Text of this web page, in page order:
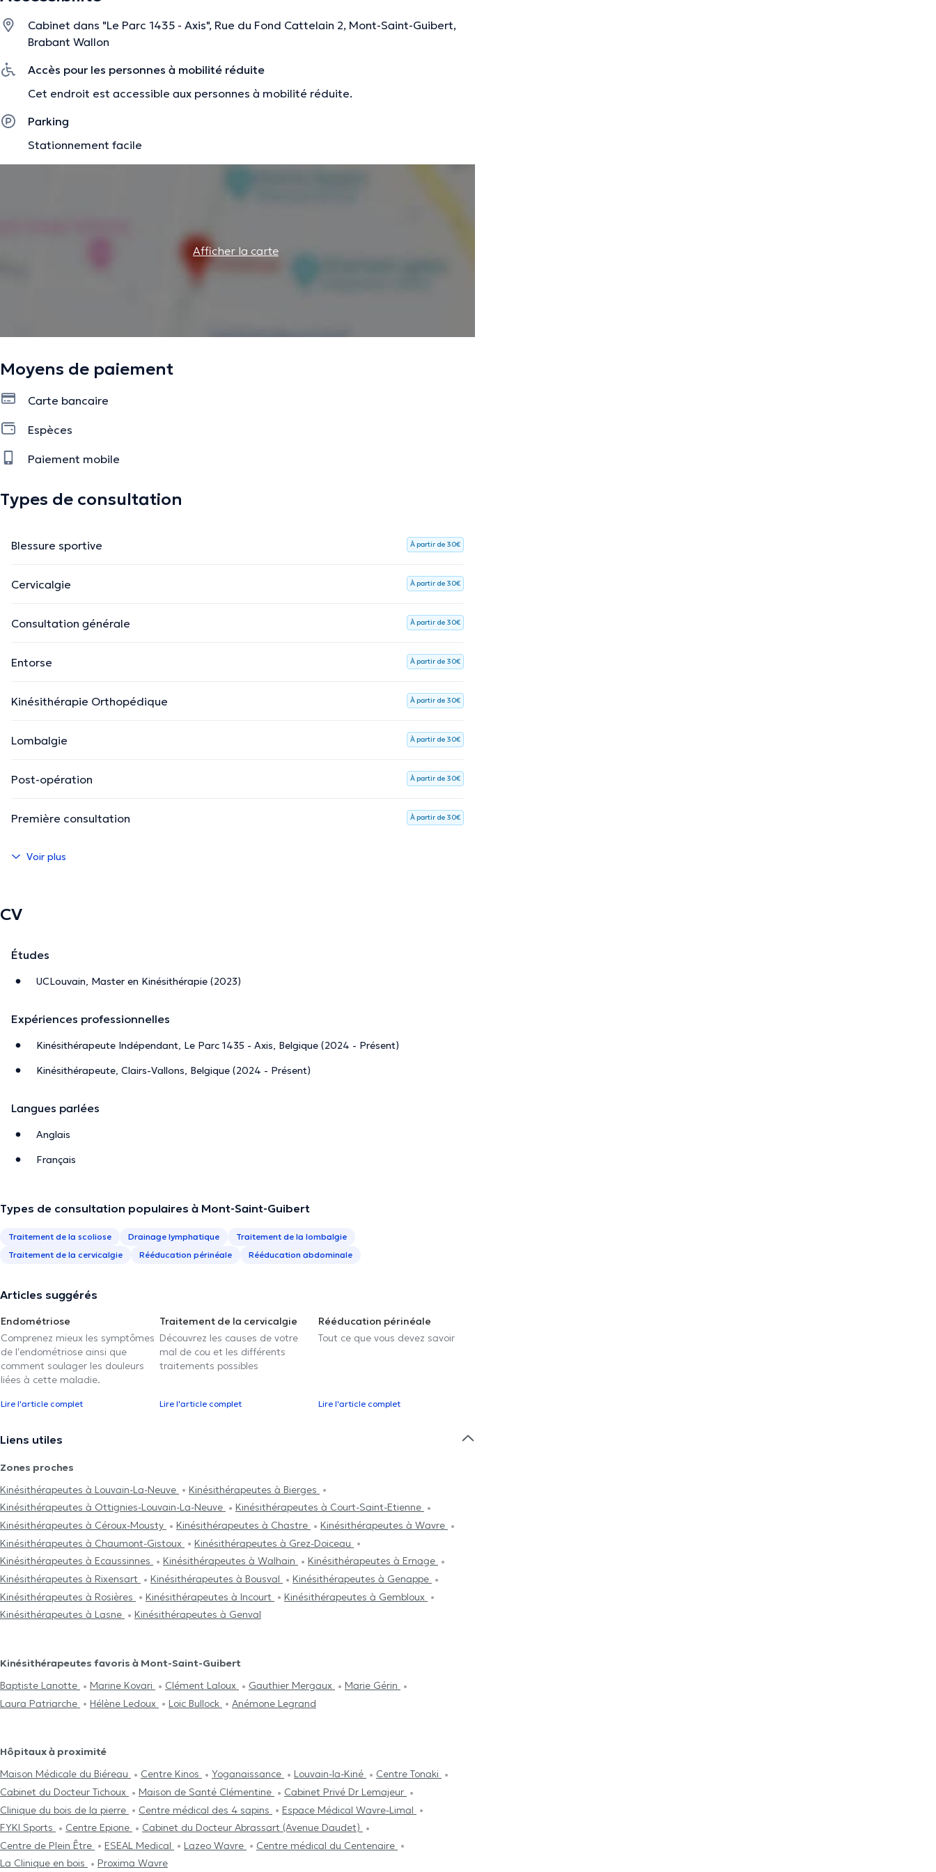
Cabinet dans "Le Parc 1435 - Axis", Rue du Fond Cattelain 2, Mont-Saint-Guibert,
Brabant Wallon
Accès pour les personnes à mobilité réduite
Cet endroit est accessible aux personnes à mobilité réduite.
Parking
Stationnement facile
Afficher la carte
Moyens de paiement
Carte bancaire
Espèces
Paiement mobile
Types de consultation
Blessure sportive À partir de 30€
Cervicalgie À partir de 30€
Consultation générale À partir de 30€
Entorse À partir de 30€
Kinésithérapie Orthopédique À partir de 30€
Lombalgie À partir de 30€
Post-opération À partir de 30€
Première consultation À partir de 30€
Voir plus
CV
Études
UCLouvain, Master en Kinésithérapie (2023)
Expériences professionnelles
Kinésithérapeute Indépendant, Le Parc 1435 - Axis, Belgique (2024 - Présent)
Kinésithérapeute, Clairs-Vallons, Belgique (2024 - Présent)
Langues parlées
Anglais
Français
Types de consultation populaires à Mont-Saint-Guibert
Traitement de la scoliose Drainage lymphatique
Traitement de la lombalgie
Traitement de la cervicalgie
Rééducation périnéale Rééducation abdominale
Articles suggérés
Endométriose
Comprenez mieux les symptômes
de l'endométriose ainsi que
comment soulager les douleurs
liées à cette maladie.
Lire l'article complet
Traitement de la cervicalgie
Découvrez les causes de votre
mal de cou et les différents
traitements possibles
Lire l'article complet
Rééducation périnéale
Tout ce que vous devez savoir
Lire l'article complet
Liens utiles
Zones proches
Kinésithérapeutes à Louvain-La-Neuve
Kinésithérapeutes à Bierges
Kinésithérapeutes à Ottignies-Louvain-La-Neuve
Kinésithérapeutes à Court-Saint-Etienne
Kinésithérapeutes à Céroux-Mousty
Kinésithérapeutes à Chastre
Kinésithérapeutes à Wavre
Kinésithérapeutes à Chaumont-Gistoux
Kinésithérapeutes à Grez-Doiceau
Kinésithérapeutes à Ecaussinnes
Kinésithérapeutes à Walhain
Kinésithérapeutes à Ernage
Kinésithérapeutes à Rixensart
Kinésithérapeutes à Bousval
Kinésithérapeutes à Genappe
Kinésithérapeutes à Rosières
Kinésithérapeutes à Incourt
Kinésithérapeutes à Gembloux
Kinésithérapeutes à Lasne
Kinésithérapeutes à Genval
Kinésithérapeutes favoris à Mont-Saint-Guibert
Baptiste Lanotte
Marine Kovari Clément Laloux Gauthier Mergaux
Marie Gérin
Laura Patriarche
Hélène Ledoux Loic Bullock Anémone Legrand
Hôpitaux à proximité
Maison Médicale du Biéreau
Centre Kinos Yoganaissance Louvain-la-Kiné
Centre Tonaki
Cabinet du Docteur Tichoux
Maison de Santé Clémentine
Cabinet Privé Dr Lemajeur
Clinique du bois de la pierre
Centre médical des 4 sapins
Espace Médical Wavre-Limal
FYKI Sports
Centre Epione
Cabinet du Docteur Abrassart (Avenue Daudet)
Centre de Plein Être
ESEAL Medical Lazeo Wavre
Centre médical du Centenaire
La Clinique en bois
Proxima Wavre